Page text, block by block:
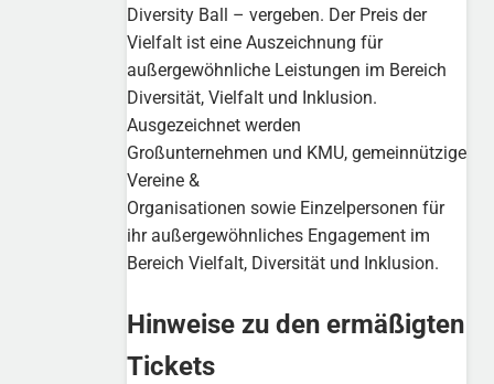
Diversity Ball – vergeben. Der Preis der
Vielfalt ist eine Auszeichnung für
außergewöhnliche Leistungen im Bereich
Diversität, Vielfalt und Inklusion.
Ausgezeichnet werden
Großunternehmen und KMU, gemeinnützige
Vereine &
Organisationen sowie Einzelpersonen für
ihr außergewöhnliches Engagement im
Bereich Vielfalt, Diversität und Inklusion.
Hinweise zu den ermäßigten
Tickets